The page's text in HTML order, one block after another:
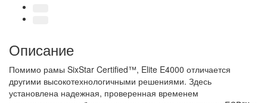
Описание
Помимо рамы SixStar Certified™, Elite E4000 отличается
другими высокотехнологичными решениями. Здесь
установлена надежная, проверенная временем